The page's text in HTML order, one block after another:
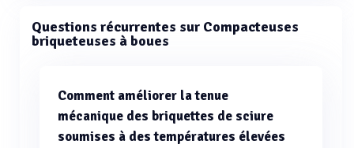
Questions récurrentes sur Compacteuses
briqueteuses à boues
Comment améliorer la tenue
mécanique des briquettes de sciure
soumises à des températures élevées